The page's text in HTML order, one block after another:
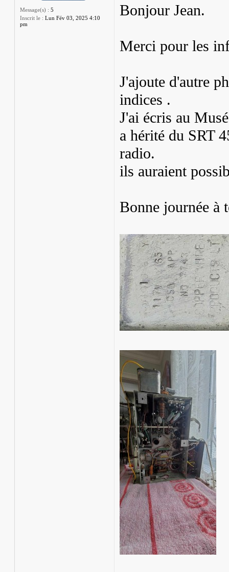
Message(s) : 5
Inscrit le : Lun Fév 03, 2025 4:10
pm
Bonjour Jean.
Merci pour les
J'ajoute d'autre
indices .
J'ai écris au
a hérité du SRT
radio.
ils auraient
Bonne journée à